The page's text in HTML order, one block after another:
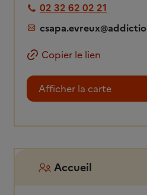
02 32 62 02 21
Copier le lien
Afficher la carte
Accueil